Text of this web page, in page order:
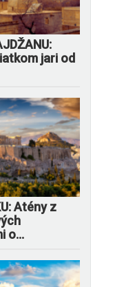
jari od
Atény z
o...